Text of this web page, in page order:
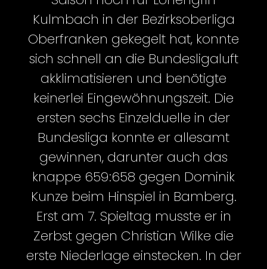
Kulmbach in der Bezirksoberliga
Oberfranken gekegelt hat, konnte
sich schnell an die Bundesligaluft
akklimatisieren und benötigte
keinerlei Eingewöhnungszeit. Die
ersten sechs Einzelduelle in der
Bundesliga konnte er allesamt
gewinnen, darunter auch das
knappe 659:658 gegen Dominik
Kunze beim Hinspiel in Bamberg.
Erst am 7. Spieltag musste er in
Zerbst gegen Christian Wilke die
erste Niederlage einstecken. In der